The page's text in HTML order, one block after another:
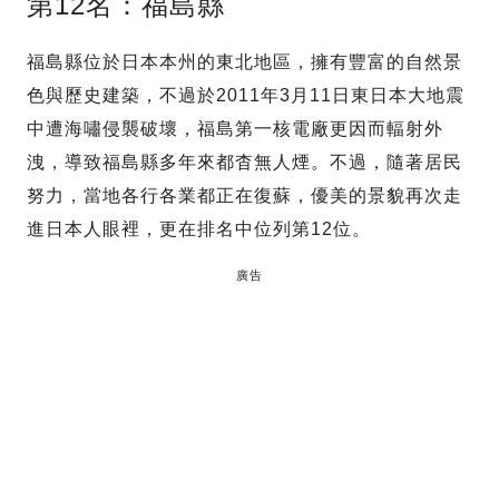
福島縣位於日本本州的東北地區，擁有豐富的自然景
色與歷史建築，不過於2011年3月11日東日本大地震
中遭海嘯侵襲破壞，福島第一核電廠更因而輻射外
洩，導致福島縣多年來都杳無人煙。不過，隨著居民
努力，當地各行各業都正在復蘇，優美的景貌再次走
進日本人眼裡，更在排名中位列第12位。
廣告